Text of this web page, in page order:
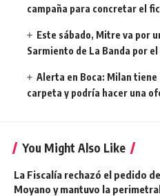
campaña para concretar el
Este sábado, Mitre va por
Sarmiento de La Banda por
Alerta en Boca: Milan tiene
carpeta y podría hacer una
You Might Also Like
La Fiscalía rechazó el pedido
Moyano y mantuvo la